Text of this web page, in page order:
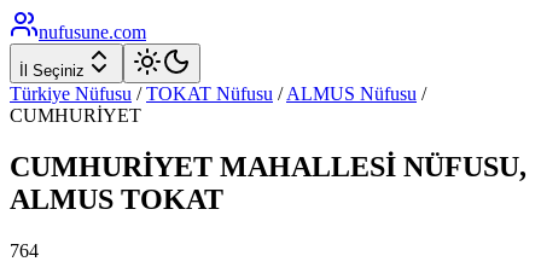
nufusune.com
İl Seçiniz
Türkiye Nüfusu / TOKAT Nüfusu / ALMUS Nüfusu /
CUMHURİYET
CUMHURİYET MAHALLESİ NÜFUSU,
ALMUS TOKAT
764